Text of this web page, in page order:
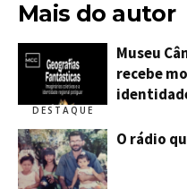
Mais do autor
DESTAQUE
Museu
recebe
O rádio